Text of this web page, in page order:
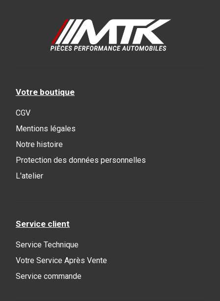
Votre boutique
CGV
Mentions légales
Notre histoire
Protection des données personnelles
L'atelier
Service client
Service Technique
Votre Service Après Vente
Service commande